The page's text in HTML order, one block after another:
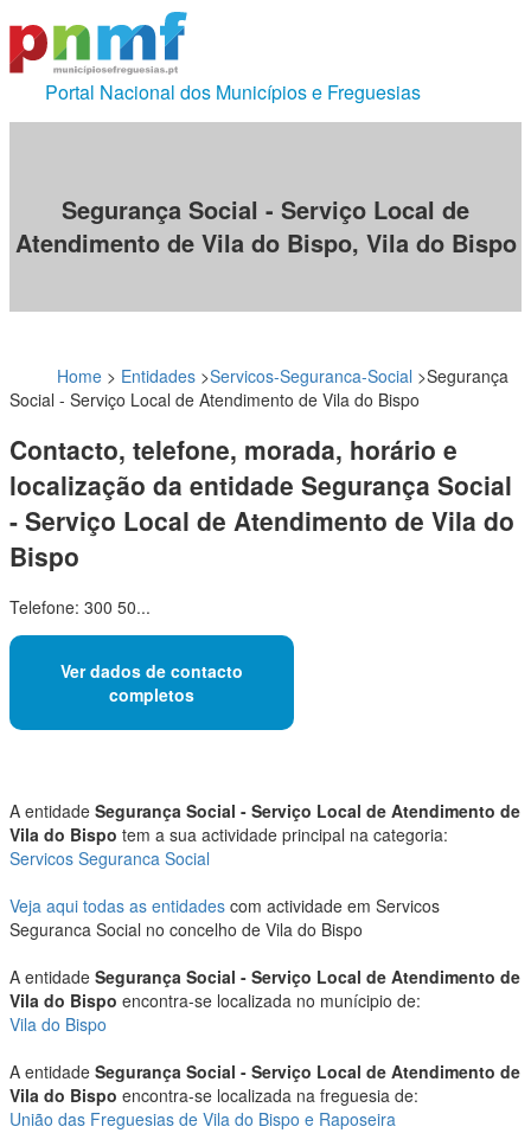
Portal Nacional dos Municípios e Freguesias
Segurança Social - Serviço Local de
Atendimento de Vila do Bispo, Vila do Bispo
Home > Entidades >Servicos-Seguranca-Social >Segurança
Social - Serviço Local de Atendimento de Vila do Bispo
Contacto, telefone, morada, horário e
localização da entidade Segurança Social
- Serviço Local de Atendimento de Vila do
Bispo
Telefone: 300 50...
Ver dados de contacto
completos
A entidade Segurança Social - Serviço Local de Atendimento de
Vila do Bispo tem a sua actividade principal na categoria:
Servicos Seguranca Social
Veja aqui todas as entidades com actividade em Servicos
Seguranca Social no concelho de Vila do Bispo
A entidade Segurança Social - Serviço Local de Atendimento de
Vila do Bispo encontra-se localizada no munícipio de:
Vila do Bispo
A entidade Segurança Social - Serviço Local de Atendimento de
Vila do Bispo encontra-se localizada na freguesia de:
União das Freguesias de Vila do Bispo e Raposeira